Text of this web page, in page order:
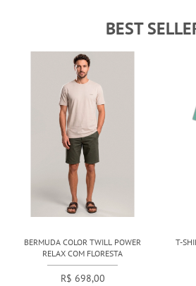
BEST
BERMUDA COLOR TWILL POWER
RELAX COM FLORESTA
R$ 698,00
T-